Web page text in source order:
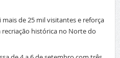
mais de 25 mil visitantes e reforça
histórica no Norte do